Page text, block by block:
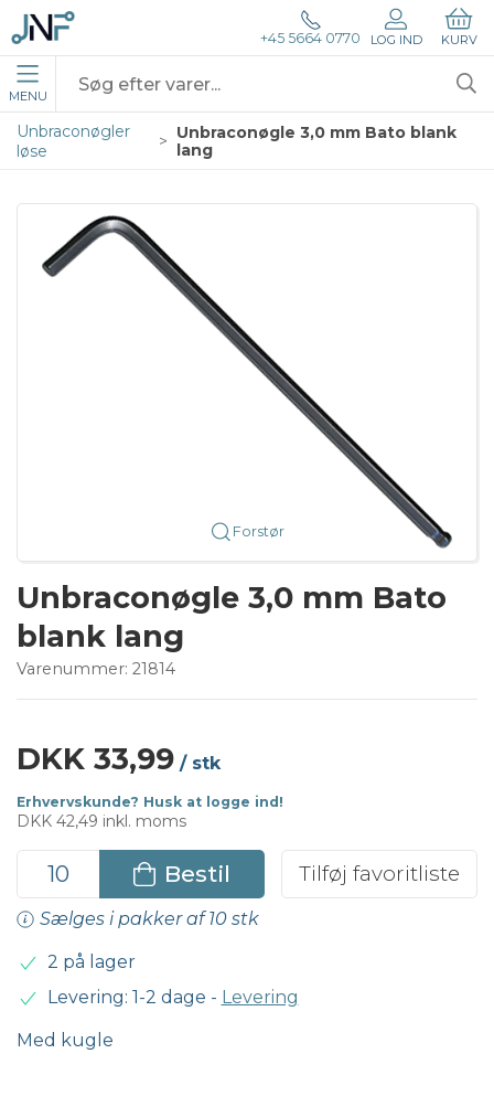
+45 5664 0770 LOG IND KURV
MENU
Unbraconøgler
løse
Unbraconøgle 3,0 mm Bato blank
lang
Forstør
Unbraconøgle 3,0 mm Bato
blank lang
Varenummer: 21814
DKK 33,99 / stk
Erhvervskunde? Husk at logge ind!
DKK 42,49 inkl. moms
Bestil
Sælges i pakker af 10 stk
Tilføj favoritliste
2 på lager
Levering: 1-2 dage - Levering
Med kugle